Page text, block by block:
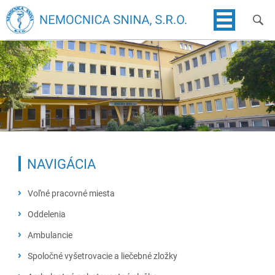
NAVIGÁCIA
Voľné pracovné miesta
Oddelenia
Chirurgicko-traumatologické oddelenie
Gynekologicko-pôrodnícke oddelenie
Ambulancie
Neurologická ambulancia
Spoločné vyšetrovacie a liečebné zložky